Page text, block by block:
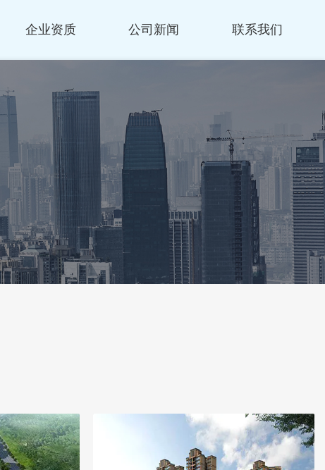
企业资质 公司新闻 联系我们